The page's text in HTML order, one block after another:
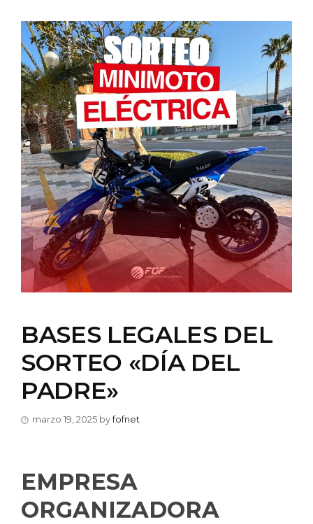
BASES LEGALES DEL
SORTEO «DÍA DEL
PADRE»
marzo 19, 2025 byfofnet
EMPRESA
ORGANIZADORA